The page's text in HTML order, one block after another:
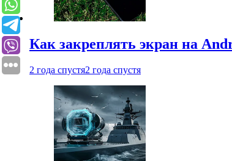
Как закреплять экран на
2 года спустя2 года спустя